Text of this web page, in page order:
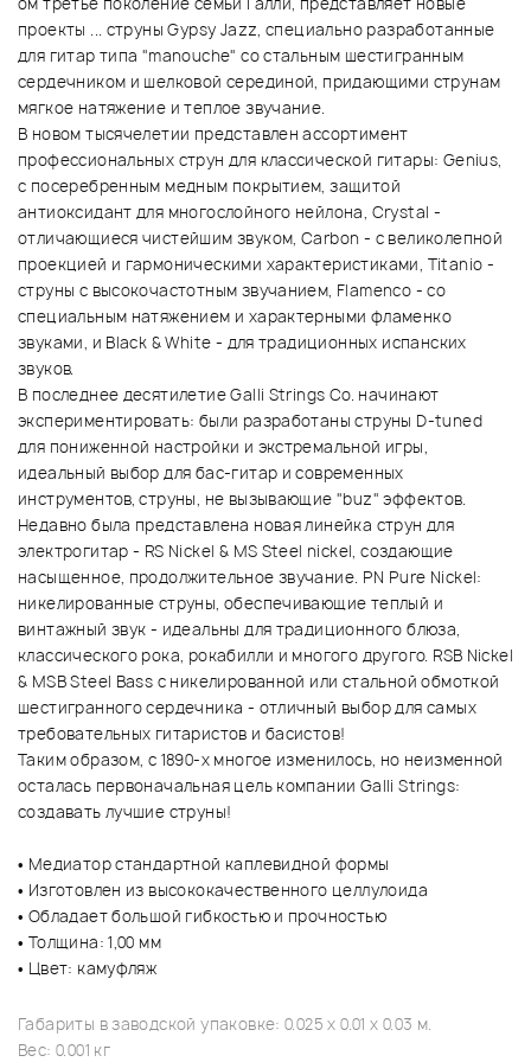
проекты ... струны Gypsy Jazz, специально разработанные
для гитар типа "manouche" со стальным шестигранным
сердечником и шелковой серединой, придающими струнам
мягкое натяжение и теплое звучание.
В новом тысячелетии представлен ассортимент
профессиональных струн для классической гитары: Genius,
с посеребренным медным покрытием, защитой
антиоксидант для многослойного нейлона, Crystal -
отличающиеся чистейшим звуком, Carbon - с великолепной
проекцией и гармоническими характеристиками, Titanio -
струны с высокочастотным звучанием, Flamenco - со
специальным натяжением и характерными фламенко
звуками, и Black & White - для традиционных испанских
звуков.
В последнее десятилетие Galli Strings Co. начинают
экспериментировать: были разработаны струны D-tuned
для пониженной настройки и экстремальной игры,
идеальный выбор для бас-гитар и современных
инструментов, струны, не вызывающие "buz" эффектов.
Недавно была представлена новая линейка струн для
электрогитар - RS Nickel & MS Steel nickel, создающие
насыщенное, продолжительное звучание. PN Pure Nickel:
никелированные струны, обеспечивающие теплый и
винтажный звук - идеальны для традиционного блюза,
классического рока, рокабилли и многого другого. RSB Nickel
& MSB Steel Bass с никелированной или стальной обмоткой
шестигранного сердечника - отличный выбор для самых
требовательных гитаристов и басистов!
Таким образом, с 1890-х многое изменилось, но неизменной
осталась первоначальная цель компании Galli Strings:
создавать лучшие струны!
• Медиатор стандартной каплевидной формы
• Изготовлен из высококачественного целлулоида
• Обладает большой гибкостью и прочностью
• Толщина: 1,00 мм
• Цвет: камуфляж
Габариты в заводской упаковке: 0.025 x 0.01 x 0.03 м.
Вес: 0.001 кг